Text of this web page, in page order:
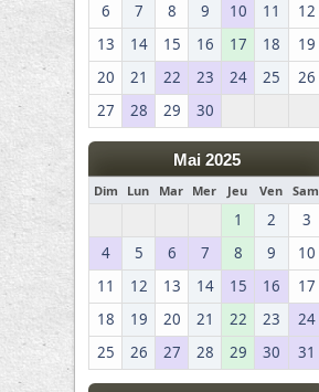
6
7 8 9 10 11
12
13
14 15 16 17 18
19
20
21 22 23 24 25
26
27
28 29 30
Mai 2025
Dim Lun Mar Mer Jeu Ven Sam
1 2
3
4
5 6 7 8 9
10
11
12 13 14 15 16
17
18
19 20 21 22 23
24
25
26 27 28 29 30 31